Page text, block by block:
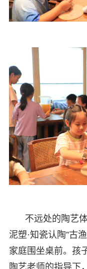
不远处的陶艺
泥塑·知瓷认陶”古
家庭围坐桌前。孩
陶艺老师的指导下